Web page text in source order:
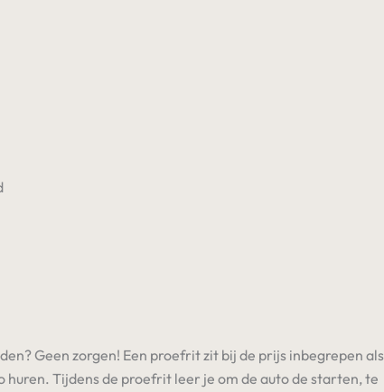
Geen zorgen! Een proefrit zit bij de prijs inbegrepen als
huren. Tijdens de proefrit leer je om de auto de starten, te